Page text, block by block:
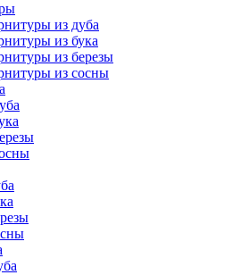
из дуба
из бука
из березы
из сосны